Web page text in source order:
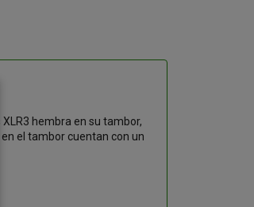
hembra en su tambor,
el tambor cuentan con un